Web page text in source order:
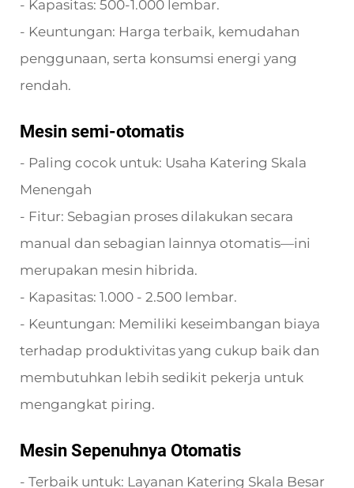
- Kapasitas: 500-1.000 lembar.
- Keuntungan: Harga terbaik, kemudahan
penggunaan, serta konsumsi energi yang
rendah.
Mesin semi-otomatis
- Paling cocok untuk: Usaha Katering Skala
Menengah
- Fitur: Sebagian proses dilakukan secara
manual dan sebagian lainnya otomatis—ini
merupakan mesin hibrida.
- Kapasitas: 1.000 - 2.500 lembar.
- Keuntungan: Memiliki keseimbangan biaya
terhadap produktivitas yang cukup baik dan
membutuhkan lebih sedikit pekerja untuk
mengangkat piring.
Mesin Sepenuhnya Otomatis
- Terbaik untuk: Layanan Katering Skala Besar